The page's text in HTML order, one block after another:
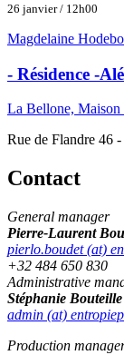
26 janvier / 12h00
Magdelaine
- Résidence -
La Bellone, Maison
Rue de Flandre 46
Contact
General manager
Pierre-Laurent
pierlo.boudet (at)
+32 484 650 830
Administrative
Stéphanie Bouteille
admin (at)
Production